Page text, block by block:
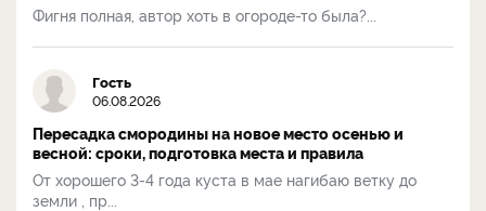
Фигня полная, автор хоть в огороде-то была?...
Гость
06.08.2026
Пересадка смородины на новое место осенью и
весной: сроки, подготовка места и правила
От хорошего 3-4 года куста в мае нагибаю ветку до
земли , пр...